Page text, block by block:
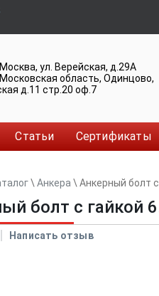
Москва, ул. Верейская, д.29А
Московская область, Одинцово,
д.11 стр.20 оф.7
Статьи Сертификаты
\ Анкера \ Анкерный болт
болт с гайкой
Написать отзыв